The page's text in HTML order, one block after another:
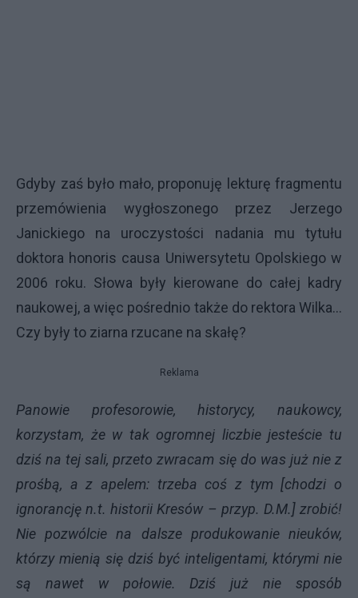
Gdyby zaś było mało, proponuję lekturę fragmentu
przemówienia wygłoszonego przez Jerzego
Janickiego na uroczystości nadania mu tytułu
doktora honoris causa Uniwersytetu Opolskiego w
2006 roku. Słowa były kierowane do całej kadry
naukowej, a więc pośrednio także do rektora Wilka…
Czy były to ziarna rzucane na skałę?
Reklama
Panowie profesorowie, historycy, naukowcy,
korzystam, że w tak ogromnej liczbie jesteście tu
dziś na tej sali, przeto zwracam się do was już nie z
prośbą, a z apelem: trzeba coś z tym [chodzi o
ignorancję n.t. historii Kresów – przyp. D.M.] zrobić!
Nie pozwólcie na dalsze produkowanie nieuków,
którzy mienią się dziś być inteligentami, którymi nie
są nawet w połowie. Dziś już nie sposób